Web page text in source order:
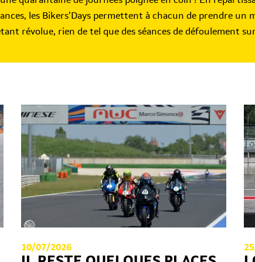
les Bikers’Days permettent à chacun de prendre un
révolue, rien de tel que des séances de défoulement
10/07/2026